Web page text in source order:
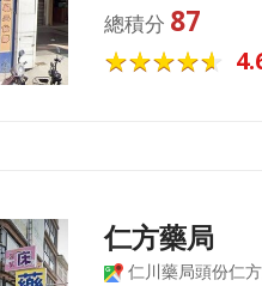
總積分 87
仁方藥局
仁川藥局頭份仁